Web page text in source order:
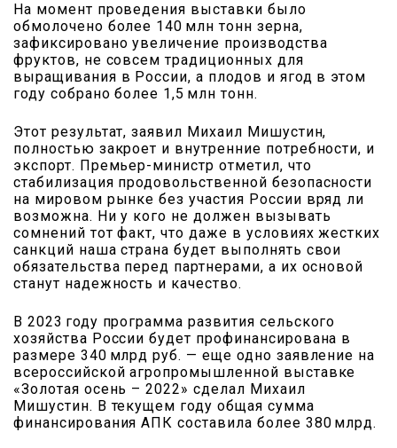
На момент проведения выс­тавки было
обмолочено бо­лее 140 млн тонн зерна,
зафиксировано увеличение производства
фруктов, не совсем традиционных для
выращивания в России, а плодов и ягод в этом
году собрано более 1,5 млн тонн.
Этот результат, заявил Михаил Мишустин,
полностью закроет и внутренние потребности, и
экспорт. Премьер-министр отметил, что
стабилизация продовольственной безопасности
на мировом рынке без участия России вряд ли
возможна. Ни у кого не должен вызывать
сомнений тот факт, что даже в условиях жестких
санкций наша страна будет выполнять свои
обязательства перед партнерами, а их основой
станут надежность и качество.
В 2023 году программа развития сельского
хозяйства России будет профинансирована в
размере 340 млрд руб. — еще одно заявление на
всероссийской агропромышленной выставке
«Золотая осень – 2022» сделал Михаил
Мишустин. В текущем году общая сумма
финансирования АПК составила более 380 млрд.